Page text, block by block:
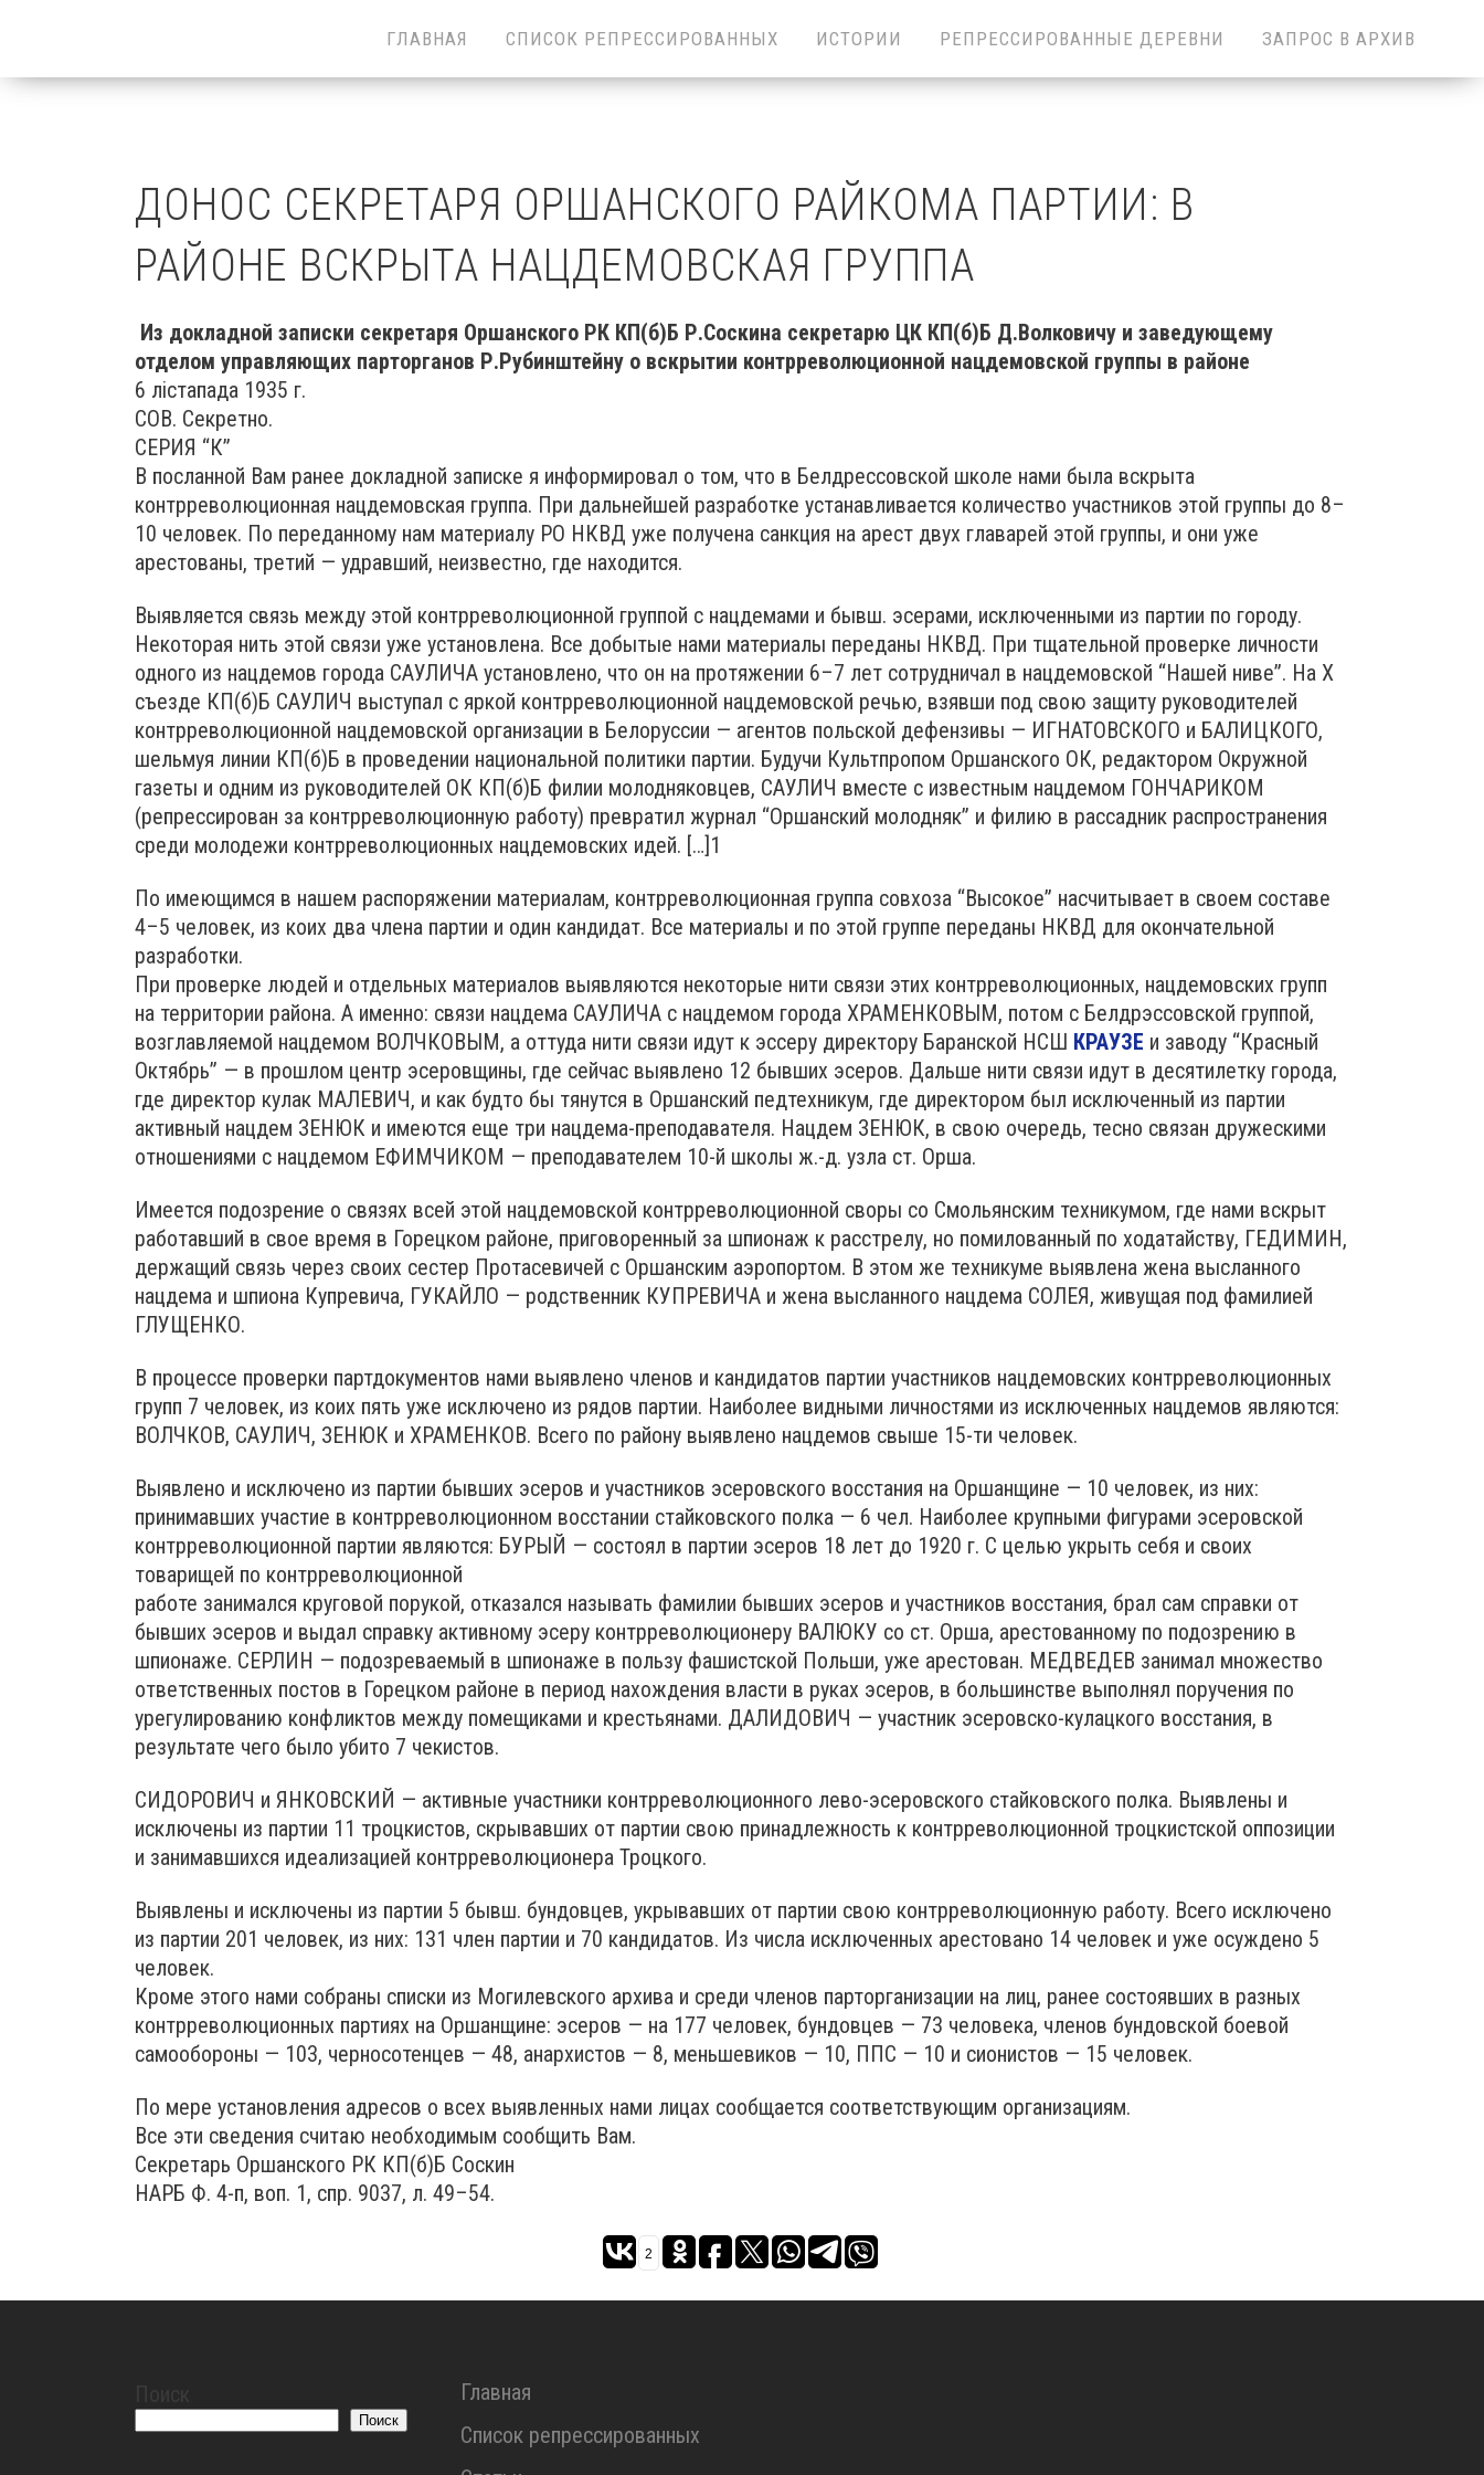
ГЛАВНАЯ СПИСОК РЕПРЕССИРОВАННЫХ ИСТОРИИ РЕПРЕССИРОВАННЫЕ ДЕРЕВНИ ЗАПРОС В АРХИВ
ДОНОС СЕКРЕТАРЯ ОРШАНСКОГО РАЙКОМА ПАРТИИ: В
РАЙОНЕ ВСКРЫТА НАЦДЕМОВСКАЯ ГРУППА
Из докладной записки секретаря Оршанского РК КП(б)Б Р.Соскина секретарю ЦК КП(б)Б Д.Волковичу и заведующему
отделом управляющих парторганов Р.Рубинштейну о вскрытии контрреволюционной нацдемовской группы в районе
6 лістапада 1935 г.
СОВ. Секретно.
СЕРИЯ “К”
В посланной Вам ранее докладной записке я информировал о том, что в Белдрессовской школе нами была вскрыта
контрреволюционная нацдемовская группа. При дальнейшей разработке устанавливается количество участников этой группы до 8–
10 человек. По переданному нам материалу РО НКВД уже получена санкция на арест двух главарей этой группы, и они уже
арестованы, третий — удравший, неизвестно, где находится.
Выявляется связь между этой контрреволюционной группой с нацдемами и бывш. эсерами, исключенными из партии по городу.
Некоторая нить этой связи уже установлена. Все добытые нами материалы переданы НКВД. При тщательной проверке личности
одного из нацдемов города САУЛИЧА установлено, что он на протяжении 6–7 лет сотрудничал в нацдемовской “Нашей ниве”. На Х
съезде КП(б)Б САУЛИЧ выступал с яркой контрреволюционной нацдемовской речью, взявши под свою защиту руководителей
контрреволюционной нацдемовской организации в Белоруссии — агентов польской дефензивы — ИГНАТОВСКОГО и БАЛИЦКОГО,
шельмуя линии КП(б)Б в проведении национальной политики партии. Будучи Культпропом Оршанского ОК, редактором Окружной
газеты и одним из руководителей ОК КП(б)Б филии молодняковцев, САУЛИЧ вместе с известным нацдемом ГОНЧАРИКОМ
(репрессирован за контрреволюционную работу) превратил журнал “Оршанский молодняк” и филию в рассадник распространения
среди молодежи контрреволюционных нацдемовских идей. […]1
По имеющимся в нашем распоряжении материалам, контрреволюционная группа совхоза “Высокое” насчитывает в своем составе
4–5 человек, из коих два члена партии и один кандидат. Все материалы и по этой группе переданы НКВД для окончательной
разработки.
При проверке людей и отдельных материалов выявляются некоторые нити связи этих контрреволюционных, нацдемовских групп
на территории района. А именно: связи нацдема САУЛИЧА с нацдемом города ХРАМЕНКОВЫМ, потом с Белдрэссовской группой,
возглавляемой нацдемом ВОЛЧКОВЫМ, а оттуда нити связи идут к эссеру директору Баранской НСШ КРАУЗЕ и заводу “Красный
Октябрь” — в прошлом центр эсеровщины, где сейчас выявлено 12 бывших эсеров. Дальше нити связи идут в десятилетку города,
где директор кулак МАЛЕВИЧ, и как будто бы тянутся в Оршанский педтехникум, где директором был исключенный из партии
активный нацдем ЗЕНЮК и имеются еще три нацдема-преподавателя. Нацдем ЗЕНЮК, в свою очередь, тесно связан дружескими
отношениями с нацдемом ЕФИМЧИКОМ — преподавателем 10-й школы ж.-д. узла ст. Орша.
Имеется подозрение о связях всей этой нацдемовской контрреволюционной своры со Смольянским техникумом, где нами вскрыт
работавший в свое время в Горецком районе, приговоренный за шпионаж к расстрелу, но помилованный по ходатайству, ГЕДИМИН,
держащий связь через своих сестер Протасевичей с Оршанским аэропортом. В этом же техникуме выявлена жена высланного
нацдема и шпиона Купревича, ГУКАЙЛО — родственник КУПРЕВИЧА и жена высланного нацдема СОЛЕЯ, живущая под фамилией
ГЛУЩЕНКО.
В процессе проверки партдокументов нами выявлено членов и кандидатов партии участников нацдемовских контрреволюционных
групп 7 человек, из коих пять уже исключено из рядов партии. Наиболее видными личностями из исключенных нацдемов являются:
ВОЛЧКОВ, САУЛИЧ, ЗЕНЮК и ХРАМЕНКОВ. Всего по району выявлено нацдемов свыше 15-ти человек.
Выявлено и исключено из партии бывших эсеров и участников эсеровского восстания на Оршанщине — 10 человек, из них:
принимавших участие в контрреволюционном восстании стайковского полка — 6 чел. Наиболее крупными фигурами эсеровской
контрреволюционной партии являются: БУРЫЙ — состоял в партии эсеров 18 лет до 1920 г. С целью укрыть себя и своих
товарищей по контрреволюционной
работе занимался круговой порукой, отказался называть фамилии бывших эсеров и участников восстания, брал сам справки от
бывших эсеров и выдал справку активному эсеру контрреволюционеру ВАЛЮКУ со ст. Орша, арестованному по подозрению в
шпионаже. СЕРЛИН — подозреваемый в шпионаже в пользу фашистской Польши, уже арестован. МЕДВЕДЕВ занимал множество
ответственных постов в Горецком районе в период нахождения власти в руках эсеров, в большинстве выполнял поручения по
урегулированию конфликтов между помещиками и крестьянами. ДАЛИДОВИЧ — участник эсеровско-кулацкого восстания, в
результате чего было убито 7 чекистов.
СИДОРОВИЧ и ЯНКОВСКИЙ — активные участники контрреволюционного лево-эсеровского стайковского полка. Выявлены и
исключены из партии 11 троцкистов, скрывавших от партии свою принадлежность к контрреволюционной троцкистской оппозиции
и занимавшихся идеализацией контрреволюционера Троцкого.
Выявлены и исключены из партии 5 бывш. бундовцев, укрывавших от партии свою контрреволюционную работу. Всего исключено
из партии 201 человек, из них: 131 член партии и 70 кандидатов. Из числа исключенных арестовано 14 человек и уже осуждено 5
человек.
Кроме этого нами собраны списки из Могилевского архива и среди членов парторганизации на лиц, ранее состоявших в разных
контрреволюционных партиях на Оршанщине: эсеров — на 177 человек, бундовцев — 73 человека, членов бундовской боевой
самообороны — 103, черносотенцев — 48, анархистов — 8, меньшевиков — 10, ППС — 10 и сионистов — 15 человек.
По мере установления адресов о всех выявленных нами лицах сообщается соответствующим организациям.
Все эти сведения считаю необходимым сообщить Вам.
Секретарь Оршанского РК КП(б)Б Соскин
НАРБ Ф. 4-п, воп. 1, спр. 9037, л. 49–54.
2
Поиск
Главная
Список репрессированных